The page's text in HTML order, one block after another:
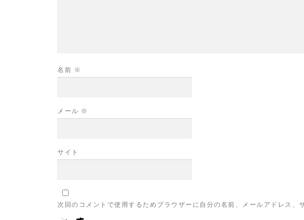
名前 ※
メール ※
サイト
次回のコメントで使用するためブラウザーに自分の名前、メールアドレス、